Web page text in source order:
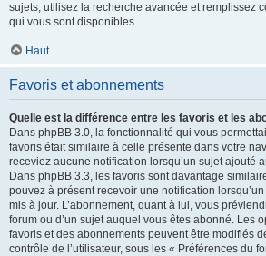
sujets, utilisez la recherche avancée et remplissez
qui vous sont disponibles.
Haut
Favoris et abonnements
Quelle est la différence entre les favoris et les
Dans phpBB 3.0, la fonctionnalité qui vous
favoris était similaire à celle présente dans votre
receviez aucune notification lorsqu’un sujet ajouté
Dans phpBB 3.3, les favoris sont davantage
pouvez à présent recevoir une notification
mis à jour. L’abonnement, quant à lui, vous
forum ou d’un sujet auquel vous êtes abonné. Les
favoris et des abonnements peuvent être modifiés
contrôle de l’utilisateur, sous les « Préférences du